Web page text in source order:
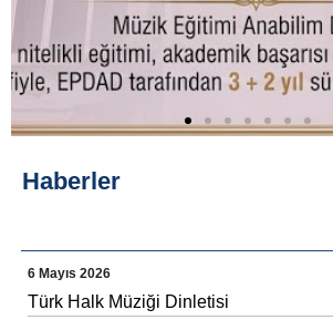
Haberler
6 Mayıs 2026
Türk Halk Müziği Dinletisi